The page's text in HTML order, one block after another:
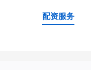
配资服务